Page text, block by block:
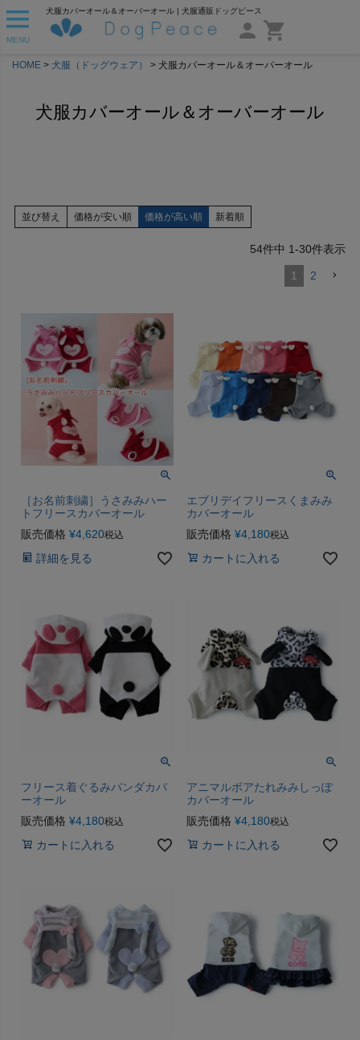
MENU
犬服カバーオール＆オーバーオール | 犬服通販ドッグピース
HOME 犬服（ドッグウェア） 犬服カバーオール＆オーバーオール
犬服カバーオール＆オーバーオール
並び替え 価格が安い順 価格が高い順 新着順
54件中 1-30件表示
1 2
［お名前刺繍］うさみみハー
トフリースカバーオール
販売価格 ¥4,620税込
詳細を見る
エブリデイフリースくまみみ
カバーオール
販売価格 ¥4,180税込
カートに入れる
フリース着ぐるみパンダカバ
ーオール
販売価格 ¥4,180税込
カートに入れる
アニマルボアたれみみしっぽ
カバーオール
販売価格 ¥4,180税込
カートに入れる